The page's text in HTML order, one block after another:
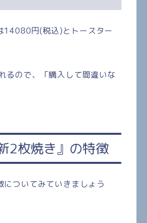
14080円(税込)とトースター
るので、「購入して間違いな
2枚焼き』の特徴
についてみていきましょう